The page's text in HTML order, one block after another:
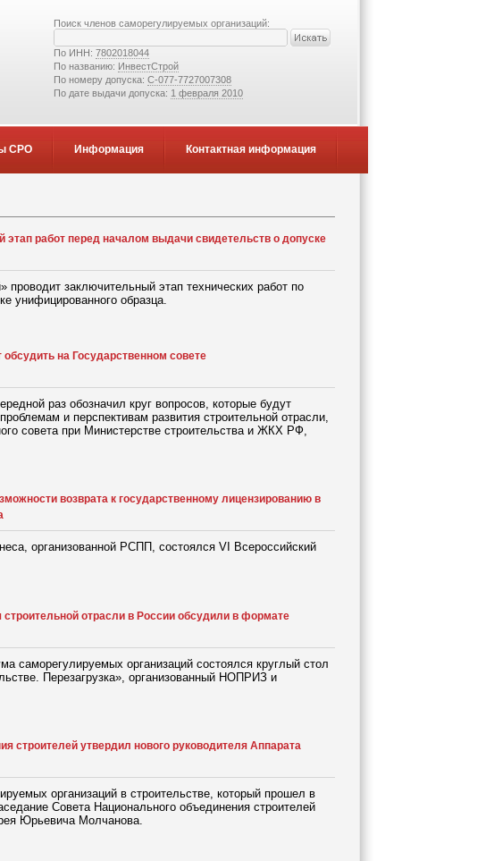
Поиск членов саморегулируемых организаций:
По ИНН: 7802018044
По названию: ИнвестСтрой
По номеру допуска: С-077-7727007308
По дате выдачи допуска: 1 февраля 2010
СРО Информация Контактная информация
работ перед началом выдачи свидетельств о допуске
заключительный этап технических работ по
унифицированного образца.
на Государственном совете
раз обозначил круг вопросов, которые будут
и перспективам развития строительной отрасли,
совета при Министерстве строительства и ЖКХ РФ,
возврата к государственному лицензированию в
организованной РСПП, состоялся VI Всероссийский
отрасли в России обсудили в формате
саморегулируемых организаций состоялся круглый стол
Перезагрузка», организованный НОПРИЗ и
строителей утвердил нового руководителя Аппарата
организаций в строительстве, который прошел в
Совета Национального объединения строителей
Юрьевича Молчанова.